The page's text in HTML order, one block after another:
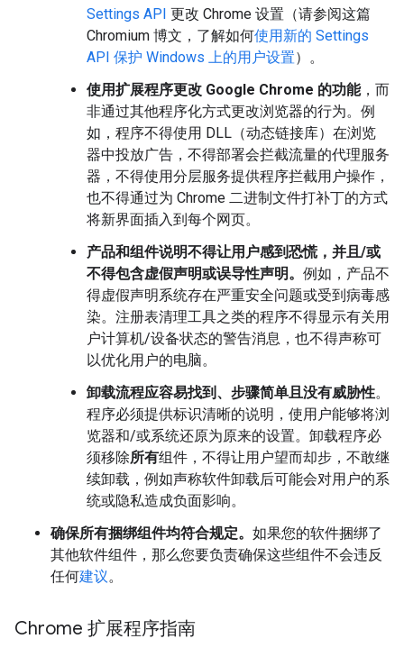
Settings API 更改 Chrome 设置（请参阅这篇
Chromium 博文，了解如何使用新的 Settings
API 保护 Windows 上的用户设置）。
使用扩展程序更改 Google Chrome 的功能，而
非通过其他程序化方式更改浏览器的行为。例
如，程序不得使用 DLL（动态链接库）在浏览
器中投放广告，不得部署会拦截流量的代理服务
器，不得使用分层服务提供程序拦截用户操作，
也不得通过为 Chrome 二进制文件打补丁的方式
将新界面插入到每个网页。
产品和组件说明不得让用户感到恐慌，并且/或
不得包含虚假声明或误导性声明。 例如，产品不
得虚假声明系统存在严重安全问题或受到病毒感
染。注册表清理工具之类的程序不得显示有关用
户计算机/设备状态的警告消息，也不得声称可
以优化用户的电脑。
卸载流程应容易找到、步骤简单且没有威胁性。
程序必须提供标识清晰的说明，使用户能够将浏
览器和/或系统还原为原来的设置。卸载程序必
须移除所有组件，不得让用户望而却步，不敢继
续卸载，例如声称软件卸载后可能会对用户的系
统或隐私造成负面影响。
确保所有捆绑组件均符合规定。 如果您的软件捆绑了
其他软件组件，那么您要负责确保这些组件不会违反
任何建议。
Chrome 扩展程序指南